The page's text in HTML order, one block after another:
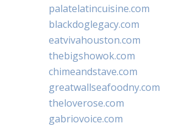
palatelatincuisine.com
blackdoglegacy.com
eatvivahouston.com
thebigshowok.com
chimeandstave.com
greatwallseafoodny.com
theloverose.com
gabriovoice.com